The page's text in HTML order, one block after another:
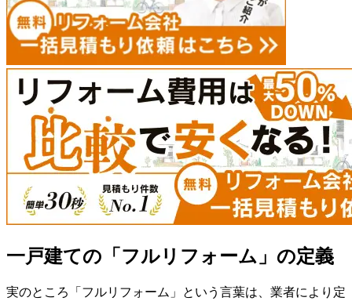
一戸建ての「フルリフォーム」の定義
実のところ「フルリフォーム」という言葉は、業者により定